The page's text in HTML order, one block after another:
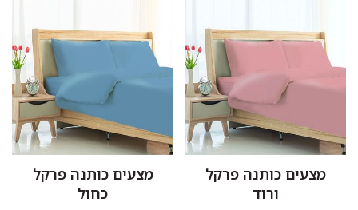
מצעים כותנה פרקל
ורוד
מצעים כותנה פרקל
כחול